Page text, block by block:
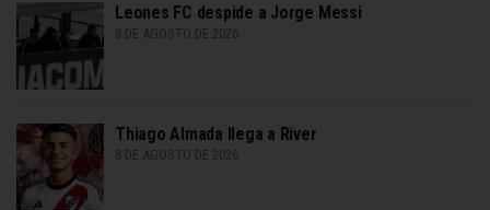
Leones FC despide a Jorge Messi
8 DE AGOSTO DE 2026
Thiago Almada llega a River
8 DE AGOSTO DE 2026